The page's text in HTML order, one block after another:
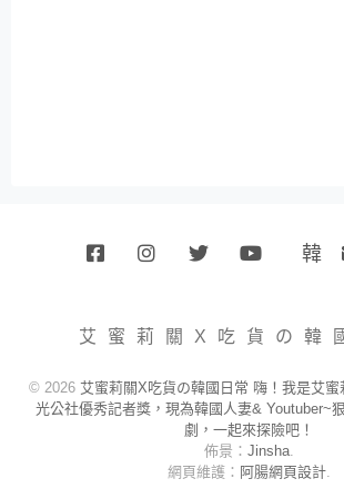
韓
小
賣
艾蜜莉關X吃貨の韓
© 2026 艾蜜莉關X吃貨の韓國日常 嗨！我是艾
光公社優秀記者獎，現為韓國人妻& Youtuber~
劇，一起來探險吧！
佈景： Jinsha.
網頁維護： 阿腸網頁設計.